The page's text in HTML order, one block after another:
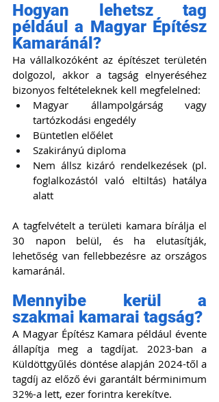
Hogyan lehetsz tag
például a Magyar Építész
Kamaránál?
Ha vállalkozóként az építészet területén
dolgozol, akkor a tagság elnyeréséhez
bizonyos feltételeknek kell megfelelned:
Magyar állampolgárság vagy
tartózkodási engedély
Büntetlen előélet
Szakirányú diploma
Nem állsz kizáró rendelkezések (pl.
foglalkozástól való eltiltás) hatálya
alatt
A tagfelvételt a területi kamara bírálja el
30 napon belül, és ha elutasítják,
lehetőség van fellebbezésre az országos
kamaránál.
Mennyibe kerül a
szakmai kamarai tagság?
A Magyar Építész Kamara például évente
állapítja meg a tagdíjat. 2023-ban a
Küldöttgyűlés döntése alapján 2024-től a
tagdíj az előző évi garantált bérminimum
32%-a lett, ezer forintra kerekítve.